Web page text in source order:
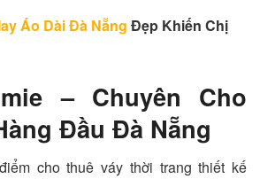
Áo Dài Đà Nẵng Đẹp Khiến Chị
– Chuyên Cho
Đầu Đà Nẵng
cho thuê váy thời trang thiết kế